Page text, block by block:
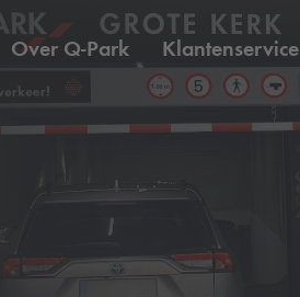
Over Q-Park Klantenservice